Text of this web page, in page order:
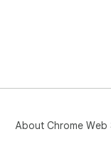
About Chrome Web